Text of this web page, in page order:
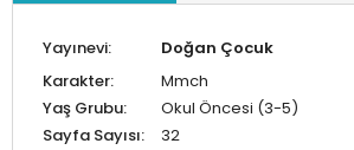
Yayınevi:
Doğan Çocuk
Karakter:
Mmch
Yaş Grubu:
Okul Öncesi (3-5)
Sayfa Sayısı:
32